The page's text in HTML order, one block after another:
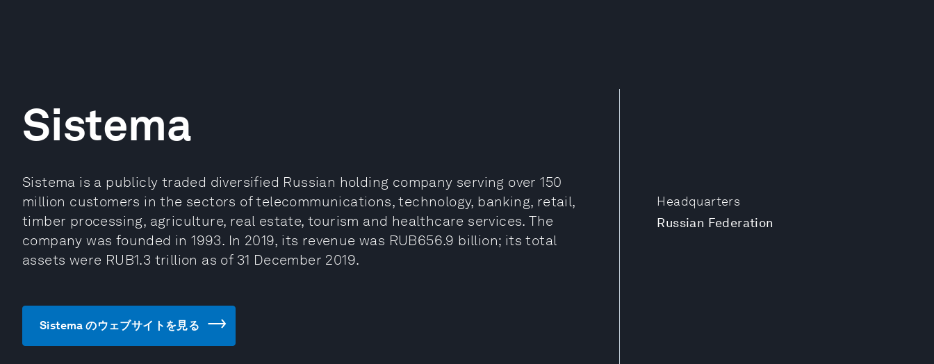
Headquarters
Russian Federation
Sistema
Sistema is a publicly traded diversified Russian holding company serving over 150
million customers in the sectors of telecommunications, technology, banking, retail,
timber processing, agriculture, real estate, tourism and healthcare services. The
company was founded in 1993. In 2019, its revenue was RUB656.9 billion; its total
assets were RUB1.3 trillion as of 31 December 2019.
Sistema のウェブサイトを見る